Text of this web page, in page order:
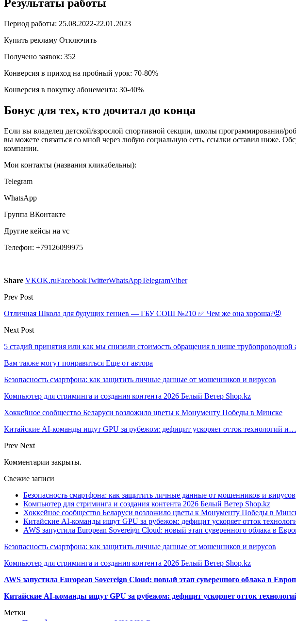
Результаты работы
Период работы: 25.08.2022-22.01.2023
Купить рекламу Отключить
Получено заявок: 352
Конверсия в приход на пробный урок: 70-80%
Конверсия в покупку абонемента: 30-40%
Бонус для тех, кто дочитал до конца
Если вы владелец детской/взрослой спортивной секции, школы программирования/
вы можете связаться со мной через любую социальную сеть, ссылки оставил ниже.
компании.
Мои контакты (названия кликабельны):
Telegram
WhatsApp
Группа ВКонтакте
Другие кейсы на vc
Телефон: +79126099975
Share VKOK.ruFacebookTwitterWhatsAppTelegramViber
Prev Post
Отличная Школа для будущих гениев — ГБУ СОШ №210 ✅ Чем же она хороша?🤨
Next Post
5 стадий принятия или как мы снизили стоимость обращения в нише трубопроводной
Вам также могут понравиться Еще от автора
Безопасность смартфона: как защитить личные данные от мошенников и вирусов
Компьютер для стриминга и создания контента 2026 Белый Ветер Shop.kz
Хоккейное сообщество Беларуси возложило цветы к Монументу Победы в Минске
Китайские AI-команды ищут GPU за рубежом: дефицит ускоряет отток технологий и…
Prev Next
Комментарии закрыты.
Свежие записи
Безопасность смартфона: как защитить личные данные от мошенников и вирусов
Компьютер для стриминга и создания контента 2026 Белый Ветер Shop.kz
Хоккейное сообщество Беларуси возложило цветы к Монументу Победы в
Китайские AI-команды ищут GPU за рубежом: дефицит ускоряет отток
AWS запустила European Sovereign Cloud: новый этап суверенного облака в
Безопасность смартфона: как защитить личные данные от мошенников и вирусов
Компьютер для стриминга и создания контента 2026 Белый Ветер Shop.kz
AWS запустила European Sovereign Cloud: новый этап суверенного облака в
Китайские AI-команды ищут GPU за рубежом: дефицит ускоряет отток
Метки